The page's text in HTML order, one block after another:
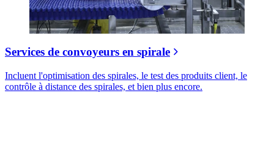
Services de convoyeurs en spirale
Incluent l'optimisation des spirales, le test des produits client, le
contrôle à distance des spirales, et bien plus encore.